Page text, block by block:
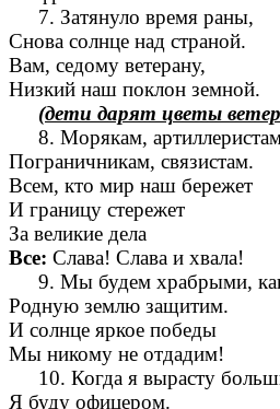
7. Затянуло время раны,
Снова солнце над страной.
Вам, седому ветерану,
Низкий наш поклон земной.
(дети дарят цветы
8. Морякам,
Пограничникам, связистам.
Всем, кто мир наш бережет
И границу стережет
За великие дела
Все: Слава! Слава и хвала!
9. Мы будем храбрыми,
Родную землю защитим.
И солнце яркое победы
Мы никому не отдадим!
10. Когда я вырасту
Я буду офицером.